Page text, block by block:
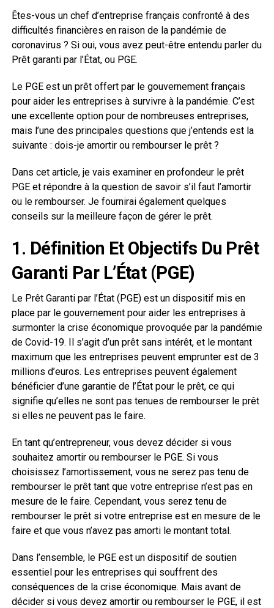
Êtes-vous un chef d’entreprise français confronté à des
difficultés financières en raison de la pandémie de
coronavirus ? Si oui, vous avez peut-être entendu parler du
Prêt garanti par l’État, ou PGE.
Le PGE est un prêt offert par le gouvernement français
pour aider les entreprises à survivre à la pandémie. C’est
une excellente option pour de nombreuses entreprises,
mais l’une des principales questions que j’entends est la
suivante : dois-je amortir ou rembourser le prêt ?
Dans cet article, je vais examiner en profondeur le prêt
PGE et répondre à la question de savoir s’il faut l’amortir
ou le rembourser. Je fournirai également quelques
conseils sur la meilleure façon de gérer le prêt.
1. Définition Et Objectifs Du Prêt
Garanti Par L’État (PGE)
Le Prêt Garanti par l’État (PGE) est un dispositif mis en
place par le gouvernement pour aider les entreprises à
surmonter la crise économique provoquée par la pandémie
de Covid-19. Il s’agit d’un prêt sans intérêt, et le montant
maximum que les entreprises peuvent emprunter est de 3
millions d’euros. Les entreprises peuvent également
bénéficier d’une garantie de l’État pour le prêt, ce qui
signifie qu’elles ne sont pas tenues de rembourser le prêt
si elles ne peuvent pas le faire.
En tant qu’entrepreneur, vous devez décider si vous
souhaitez amortir ou rembourser le PGE. Si vous
choisissez l’amortissement, vous ne serez pas tenu de
rembourser le prêt tant que votre entreprise n’est pas en
mesure de le faire. Cependant, vous serez tenu de
rembourser le prêt si votre entreprise est en mesure de le
faire et que vous n’avez pas amorti le montant total.
Dans l’ensemble, le PGE est un dispositif de soutien
essentiel pour les entreprises qui souffrent des
conséquences de la crise économique. Mais avant de
décider si vous devez amortir ou rembourser le PGE, il est